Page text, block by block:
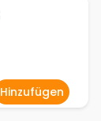
Hinzufügen